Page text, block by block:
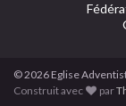
© 2026 Eglise
Construit avec
par